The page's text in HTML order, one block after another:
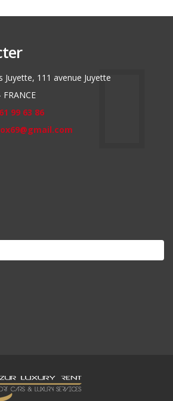
Juyette, 111 avenue Juyette
99 63 86